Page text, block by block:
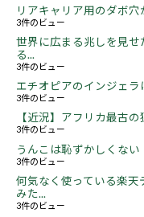
リアキャリア用のダボ
3件のビュー
世界に広まる兆しを見
る...
3件のビュー
エチオピアのインジェ
3件のビュー
【近況】アフリカ最古
3件のビュー
うんこは恥ずかしくない
3件のビュー
何気なく使っている楽天
みた...
3件のビュー